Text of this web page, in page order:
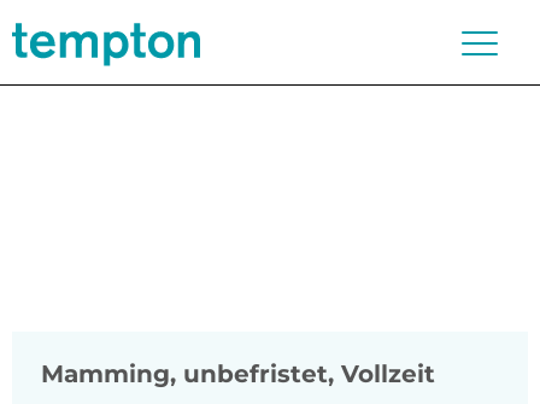
Mamming, unbefristet, Vollzeit